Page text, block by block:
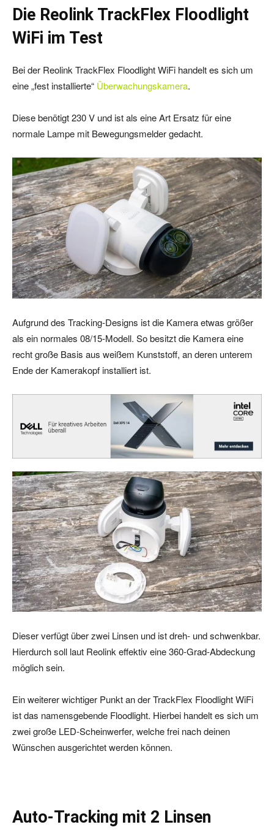
Die Reolink TrackFlex Floodlight
WiFi im Test
Bei der Reolink TrackFlex Floodlight WiFi handelt es sich um
eine „fest installierte“ Überwachungskamera.
Diese benötigt 230 V und ist als eine Art Ersatz für eine
normale Lampe mit Bewegungsmelder gedacht.
Aufgrund des Tracking-Designs ist die Kamera etwas größer
als ein normales 08/15-Modell. So besitzt die Kamera eine
recht große Basis aus weißem Kunststoff, an deren unterem
Ende der Kamerakopf installiert ist.
Dieser verfügt über zwei Linsen und ist dreh- und schwenkbar.
Hierdurch soll laut Reolink effektiv eine 360-Grad-Abdeckung
möglich sein.
Ein weiterer wichtiger Punkt an der TrackFlex Floodlight WiFi
ist das namensgebende Floodlight. Hierbei handelt es sich um
zwei große LED-Scheinwerfer, welche frei nach deinen
Wünschen ausgerichtet werden können.
Auto-Tracking mit 2 Linsen